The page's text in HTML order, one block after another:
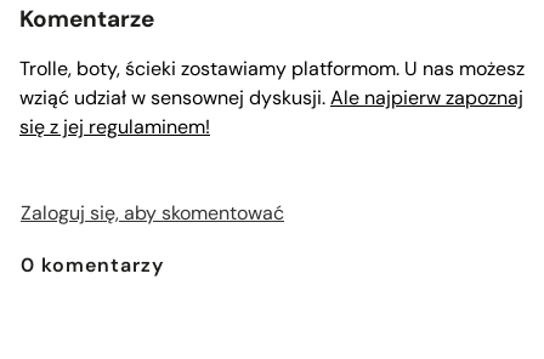
Komentarze
Trolle, boty, ścieki zostawiamy platformom. U nas możesz
wziąć udział w sensownej dyskusji.Ale najpierw zapoznaj
się z jej regulaminem!
Zaloguj się, aby skomentować
0 komentarzy